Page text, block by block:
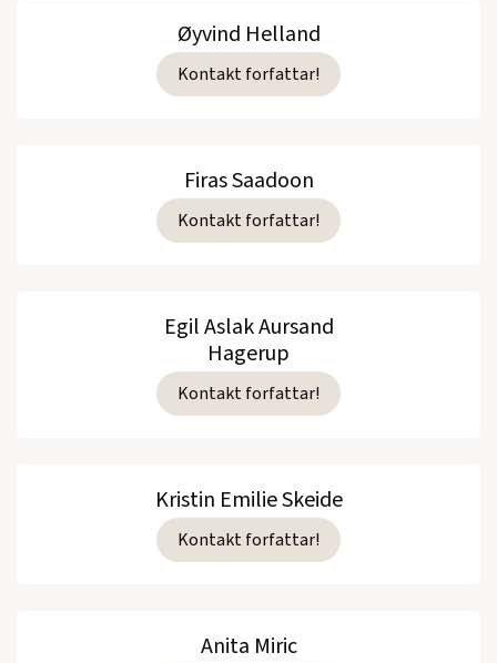
Øyvind Helland
Kontakt forfattar!
Firas Saadoon
Kontakt forfattar!
Egil Aslak Aursand
Hagerup
Kontakt forfattar!
Kristin Emilie Skeide
Kontakt forfattar!
Anita Miric